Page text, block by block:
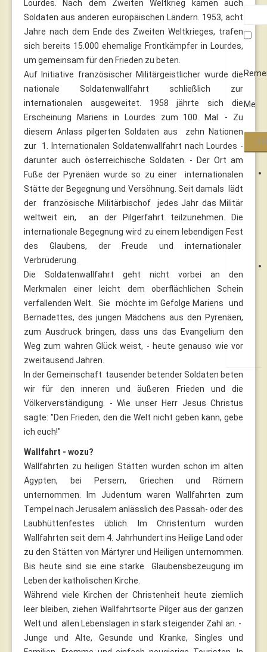
Me
Lourdes. Nach dem Zweiten Weltkrieg kamen auch
Soldaten aus anderen europäischen Ländern. 1953, acht
Jahre nach dem Ende des Zweiten Weltkrieges, trafen
sich bereits 15.000 ehemalige Frontkämpfer in Lourdes,
um gemeinsam für den Frieden zu beten.
Auf Initiative französischer Militärgeistlicher wurde die
nationale Soldatenwallfahrt schließlich zur
internationalen ausgeweitet. 1958 jährte sich die
Erscheinung Mariens in Lourdes zum 100. Mal. - Zu
diesem Anlass pilgerten Soldaten aus zehn Nationen
zur 1. Internationalen Soldatenwallfahrt nach Lourdes -
darunter auch österreichische Soldaten. - Der Ort am
Fuße der Pyrenäen wurde so zu einer internationalen
Stätte der Begegnung und Versöhnung. Seit damals lädt
der französische Militärbischof jedes Jahr das Militär
weltweit ein, an der Pilgerfahrt teilzunehmen. Die
internationale Begegnung wird zu einem lebendigen Fest
des Glaubens, der Freude und internationaler
Verbrüderung.
Die Soldatenwallfahrt geht nicht vorbei an den
Merkmalen einer leicht dem oberflächlichen Schein
verfallenden Welt. Sie möchte im Gefolge Mariens und
Bernadettes, des jungen Mädchens aus den Pyrenäen,
zum Ausdruck bringen, dass uns das Evangelium den
Weg zum wahren Glück weist, - heute genauso wie vor
zweitausend Jahren.
In der Gemeinschaft tausender betender Soldaten beten
wir für den inneren und äußeren Frieden und die
Völkerverständigung. - Wie unser Herr Jesus Christus
sagte: "Den Frieden, den die Welt nicht geben kann, gebe
ich euch!"
Wallfahrt - wozu?
Wallfahrten zu heiligen Stätten wurden schon im alten
Ägypten, bei Persern, Griechen und Römern
unternommen. Im Judentum waren Wallfahrten zum
Tempel nach Jerusalem anlässlich des Passah- oder des
Laubhüttenfestes üblich. Im Christentum wurden
Wallfahrten seit dem 4. Jahrhundert ins Heilige Land oder
zu den Stätten von Märtyrer und Heiligen unternommen.
Bis heute sind sie eine starke Glaubensbezeugung im
Leben der katholischen Kirche.
Während viele Kirchen der Christenheit heute ziemlich
leer bleiben, ziehen Wallfahrtsorte Pilger aus der ganzen
Welt und allen Lebenslagen in stark steigender Zahl an. -
Junge und Alte, Gesunde und Kranke, Singles und